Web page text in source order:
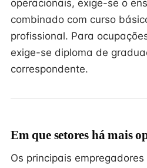
operacionais, exige-se o
combinado com curso
profissional. Para
exige-se diploma de
correspondente.
Em que setores há mais
Os principais